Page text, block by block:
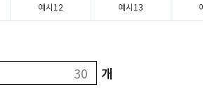
예시12 예시13
개